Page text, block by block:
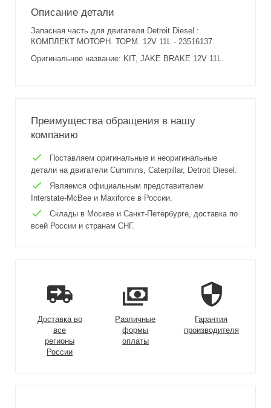
Описание детали
Запасная часть для двигателя Detroit Diesel :
КОМПЛЕКТ МОТОРН. ТОРМ. 12V 11L - 23516137.
Оригинальное название: KIT, JAKE BRAKE 12V 11L.
Преимущества обращения в нашу
компанию
Поставляем оригинальные и неоригинальные
детали на двигатели Cummins, Caterpillar, Detroit Diesel.
Являемся официальным представителем
Interstate-McBee и Maxiforce в России.
Склады в Москве и Санкт-Петербурге, доставка по
всей России и странам СНГ.
Доставка во
все
регионы
России
Различные
формы
оплаты
Гарантия
производителя